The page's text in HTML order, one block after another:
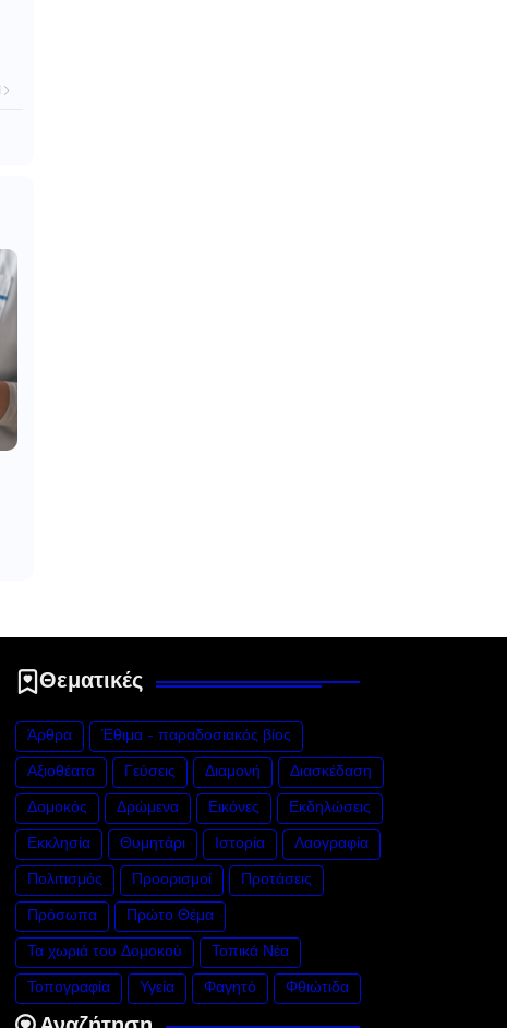
Θεματικές
Άρθρα Έθιμα - παραδοσιακός βίος
Αξιοθέατα Γεύσεις Διαμονή Διασκέδαση
Δομοκός Δρώμενα Εικόνες Εκδηλώσεις
Εκκλησία Θυμητάρι Ιστορία Λαογραφία
Πολιτισμός Προορισμοί Προτάσεις
Πρόσωπα Πρώτο Θέμα
Τα χωριά του Δομοκού Τοπικά Νέα
Τοπογραφία Υγεία Φαγητό Φθιώτιδα